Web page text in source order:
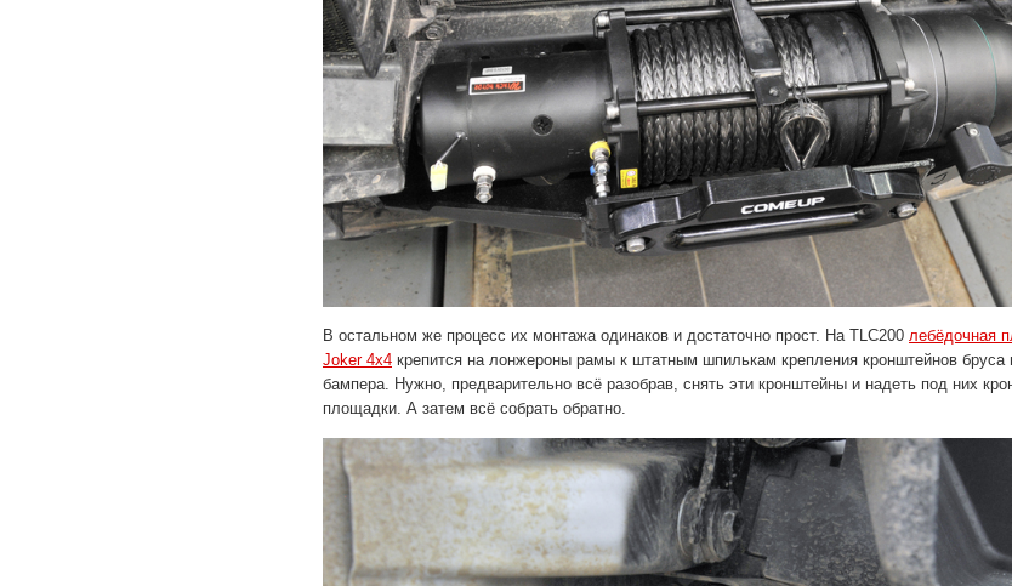
В остальном же процесс их монтажа одинаков и достаточно прост. На TLC200 лебёдочная
Joker 4x4 крепится на лонжероны рамы к штатным шпилькам крепления кронштейнов бруса
бампера. Нужно, предварительно всё разобрав, снять эти кронштейны и надеть под них
площадки. А затем всё собрать обратно.